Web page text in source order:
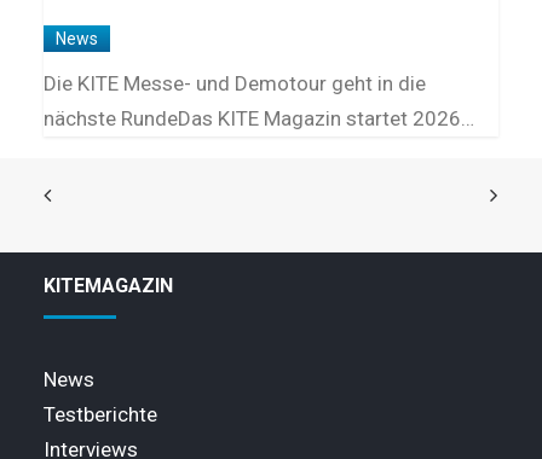
News
Die KITE Messe- und Demotour geht in die
nächste RundeDas KITE Magazin startet 2026…
KITEMAGAZIN
News
Testberichte
Interviews